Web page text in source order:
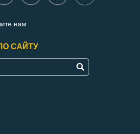
нам
САЙТУ